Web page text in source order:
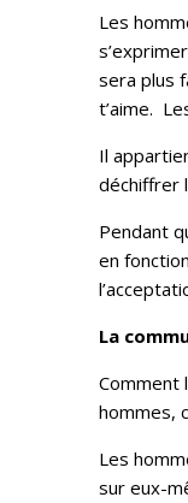
Les
sera plus
t’aime.
Il
déchiffrer
Pendant
en
La
Comment
hommes,
Les
sur eux-